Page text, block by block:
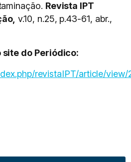
Revista IPT
v.10, n.25, p.43-61, abr.,
do Periódico:
revistaIPT/article/view/